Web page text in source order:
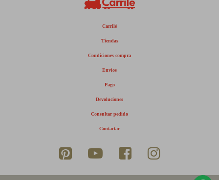
Carrilé
Tiendas
Condiciones compra
Envíos
Pago
Devoluciones
Consultar pedido
Contactar